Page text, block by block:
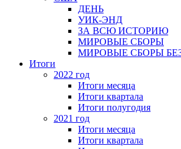
ДЕНЬ
УИК-ЭНД
ЗА ВСЮ ИСТОРИЮ
МИРОВЫЕ СБОРЫ
МИРОВЫЕ СБОРЫ
Итоги
2022 год
Итоги месяца
Итоги квартала
Итоги полугодия
2021 год
Итоги месяца
Итоги квартала